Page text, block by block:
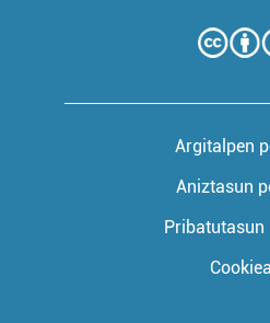
Argitalpen
Aniztasun
Pribatutasun